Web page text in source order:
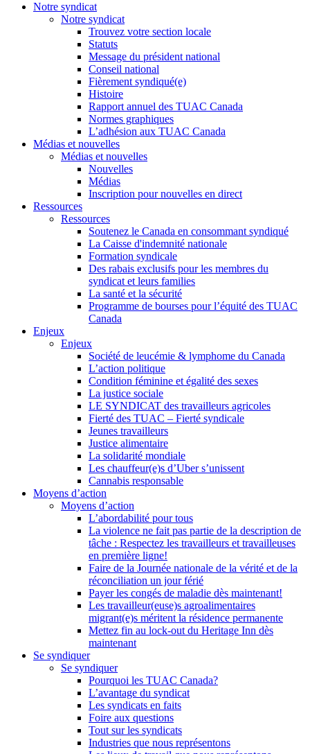
Notre syndicat
Notre syndicat
Trouvez votre section locale
Statuts
Message du président national
Conseil national
Fièrement syndiqué(e)
Histoire
Rapport annuel des TUAC Canada
Normes graphiques
L’adhésion aux TUAC Canada
Médias et nouvelles
Médias et nouvelles
Nouvelles
Médias
Inscription pour nouvelles en direct
Ressources
Ressources
Soutenez le Canada en consommant syndiqué
La Caisse d'indemnité nationale
Formation syndicale
Des rabais exclusifs pour les membres du
syndicat et leurs families
La santé et la sécurité
Programme de bourses pour l’équité des TUAC
Canada
Enjeux
Enjeux
Société de leucémie & lymphome du Canada
L’action politique
Condition féminine et égalité des sexes
La justice sociale
LE SYNDICAT des travailleurs agricoles
Fierté des TUAC – Fierté syndicale
Jeunes travailleurs
Justice alimentaire
La solidarité mondiale
Les chauffeur(e)s d’Uber s’unissent
Cannabis responsable
Moyens d’action
Moyens d’action
L’abordabilité pour tous
La violence ne fait pas partie de la description de
tâche : Respectez les travailleurs et travailleuses
en première ligne!
Faire de la Journée nationale de la vérité et de la
réconciliation un jour férié
Payer les congés de maladie dès maintenant!
Les travailleur(euse)s agroalimentaires
migrant(e)s méritent la résidence permanente
Mettez fin au lock-out du Heritage Inn dès
maintenant
Se syndiquer
Se syndiquer
Pourquoi les TUAC Canada?
L’avantage du syndicat
Les syndicats en faits
Foire aux questions
Tout sur les syndicats
Industries que nous représentons